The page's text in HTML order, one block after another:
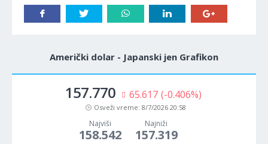
Američki dolar - Japanski jen Grafikon
157.770 65.617 (-0.406%)
Osveži vreme: 8/7/2026 20:58
Najviši
158.542
Najniži
157.319